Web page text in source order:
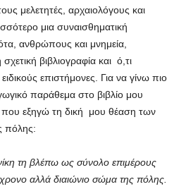
μελετητές, αρχαιολόγους και
μια συναισθηματική
ανθρώπους και μνημεία,
βιβλιογραφία και ό,τι
επιστήμονες. Για να γίνω πιο
παράθεμα στο βιβλίο μου
που εξηγώ τη δική μου θέαση των
πόλης:
τη βλέπω ως σύνολο επιμέρους
αλλά διαιώνιο σώμα της πόλης.